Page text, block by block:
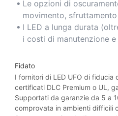
rispetto alle tradizionali
alogenuri metallici.
Le opzioni di
movimento,
ottimizzano l'uso
attività variabile o luce
I LED a lunga durata
i costi di manutenzione
strutture critiche.
Fidato
I fornitori di LED UFO di fiducia
certificati DLC Premium o UL,
standard di sicurezza e
Supportati da garanzie da 5 a
comprovata in ambienti difficili